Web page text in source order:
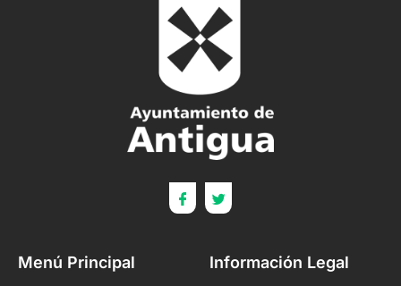
Menú Principal Información Legal